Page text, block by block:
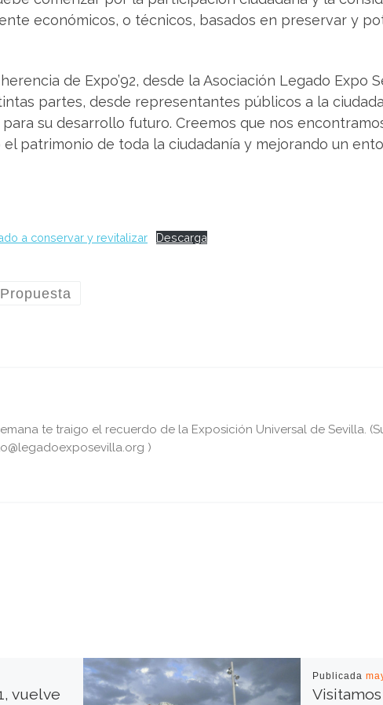
económicos, o técnicos, basados en preservar y
de Expo’92, desde la Asociación Legado Expo
partes, desde representantes públicos a la
su desarrollo futuro. Creemos que nos
patrimonio de toda la ciudadanía y mejorando un
a conservar y revitalizar Descarga
Propuesta
te traigo el recuerdo de la Exposición Universal de Sevilla.
)
vuelve
Publicada